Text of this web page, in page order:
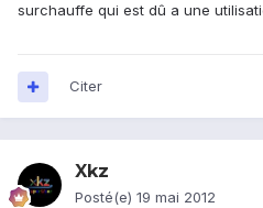
surchauffe qui est dû a une
Citer
Xkz
Posté(e) 19 mai 2012